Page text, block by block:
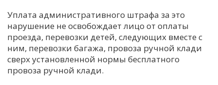
Уплата административного штрафа за это
нарушение не освобождает лицо от оплаты
проезда, перевозки детей, следующих вместе с
ним, перевозки багажа, провоза ручной клади
сверх установленной нормы бесплатного
провоза ручной клади.